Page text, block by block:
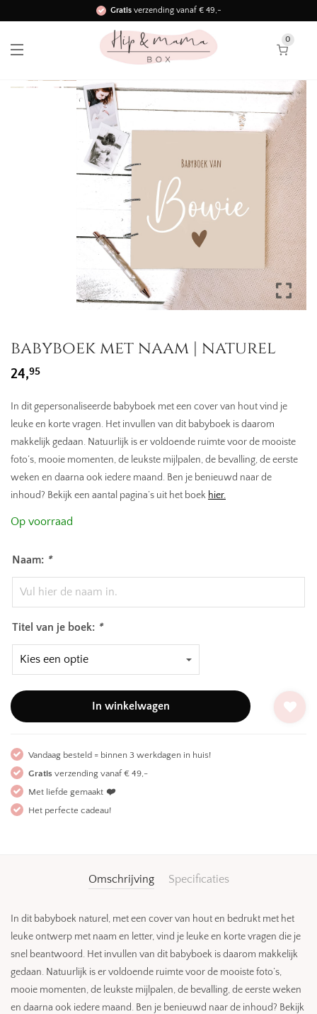
Gratisverzending vanaf € 49,-
Binnen 3 werkdagen in huis!
0
babyboek met naam | naturel
24,95
In dit gepersonaliseerde babyboek met een cover van hout vind je
leuke en korte vragen. Het invullen van dit babyboek is daarom
makkelijk gedaan. Natuurlijk is er voldoende ruimte voor de mooiste
foto’s, mooie momenten, de leukste mijlpalen, de bevalling, de eerste
weken en daarna ook iedere maand. Ben je benieuwd naar de
inhoud? Bekijk een aantal pagina’s uit het boek hier.
Op voorraad
Naam: *
Titel van je boek: *
In winkelwagen
Vandaag besteld = binnen 3 werkdagen in huis!
Gratis verzending vanaf € 49,-
Met liefde gemaakt ❤️
Het perfecte cadeau!
Omschrijving Specificaties
In dit babyboek naturel, met een cover van hout en bedrukt met het
leuke ontwerp met naam en letter, vind je leuke en korte vragen die je
snel beantwoord. Het invullen van dit babyboek is daarom makkelijk
gedaan. Natuurlijk is er voldoende ruimte voor de mooiste foto’s,
mooie momenten, de leukste mijlpalen, de bevalling, de eerste weken
en daarna ook iedere maand. Ben je benieuwd naar de inhoud? Bekijk